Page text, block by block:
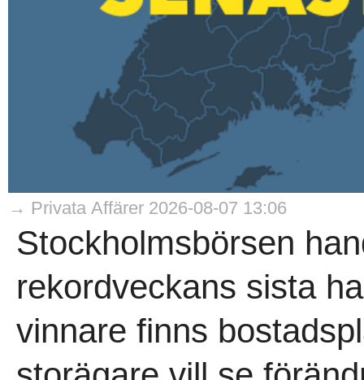
→ Privata Affärer 2026-08-07 13:06
Stockholmsbörsen
rekordveckans sista
vinnare finns